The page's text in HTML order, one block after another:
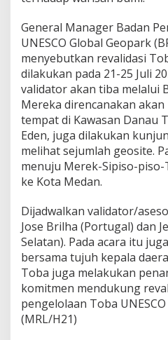
General Manager Badan
UNESCO Global Geopark
menyebutkan revalidasi
dilakukan pada 21-25 Juli
validator akan tiba melalui
Mereka direncanakan
tempat di Kawasan Danau
Eden, juga dilakukan
melihat sejumlah geosite.
menuju Merek-Sipiso-
ke Kota Medan.
Dijadwalkan validator/
Jose Brilha (Portugal) dan
Selatan). Pada acara itu
bersama tujuh kepala
Toba juga melakukan
komitmen mendukung
pengelolaan Toba
(MRL/H21)